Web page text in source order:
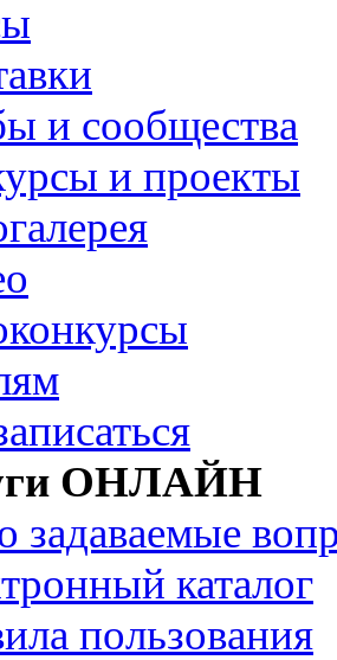
и сообщества
и проекты
ОНЛАЙН
задаваемые
каталог
пользования